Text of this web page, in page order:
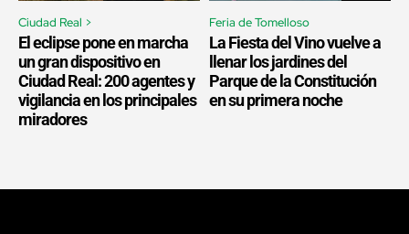
Ciudad Real >
El eclipse pone en marcha
un gran dispositivo en
Ciudad Real: 200 agentes y
vigilancia en los principales
miradores
Feria de Tomelloso
La Fiesta del Vino vuelve a
llenar los jardines del
Parque de la Constitución
en su primera noche